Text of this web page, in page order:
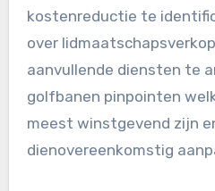
kostenreductie te
over
aanvullende diensten te
golfbanen pinpointen
meest winstgevend zijn
dienovereenkomstig